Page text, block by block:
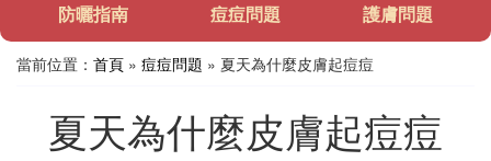
防曬指南 痘痘問題 護膚問題
當前位置： 首頁 » 痘痘問題 » 夏天為什麼皮膚起痘痘
夏天為什麼皮膚起痘痘